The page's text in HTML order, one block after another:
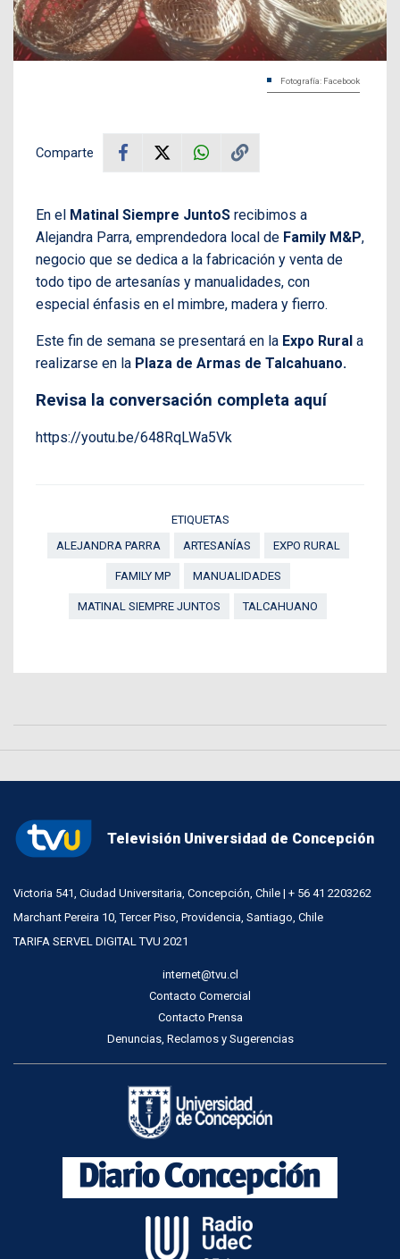
Fotografía: Facebook
Comparte
En el Matinal Siempre JuntoS recibimos a
Alejandra Parra, emprendedora local de Family M&P,
negocio que se dedica a la fabricación y venta de
todo tipo de artesanías y manualidades, con
especial énfasis en el mimbre, madera y fierro.
Este fin de semana se presentará en la Expo Rural a
realizarse en la Plaza de Armas de Talcahuano.
Revisa la conversación completa aquí
https://youtu.be/648RqLWa5Vk
ETIQUETAS
ALEJANDRA PARRA
ARTESANÍAS EXPO RURAL
FAMILY MP MANUALIDADES
MATINAL SIEMPRE JUNTOS TALCAHUANO
Televisión Universidad de Concepción
Victoria 541, Ciudad Universitaria, Concepción, Chile | + 56 41 2203262
Marchant Pereira 10, Tercer Piso, Providencia, Santiago, Chile
TARIFA SERVEL DIGITAL TVU 2021
internet@tvu.cl
Contacto Comercial
Contacto Prensa
Denuncias, Reclamos y Sugerencias